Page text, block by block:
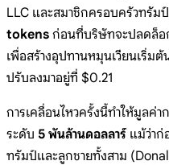
LLC และสมาชิกครอบครัวทรัม
tokens ก่อนที่บริษัทจะปลดล็อ
เพื่อสร้างอุปทานหมุนเวียนเริ่ม
ปรับลงมาอยู่ที่ $0.21
การเคลื่อนไหวครั้งนี้ทำให้มูลค่
ระดับ 5 พันล้านดอลลาร์ แม้ว่าก่
ทรัมป์และลูกชายทั้งสาม